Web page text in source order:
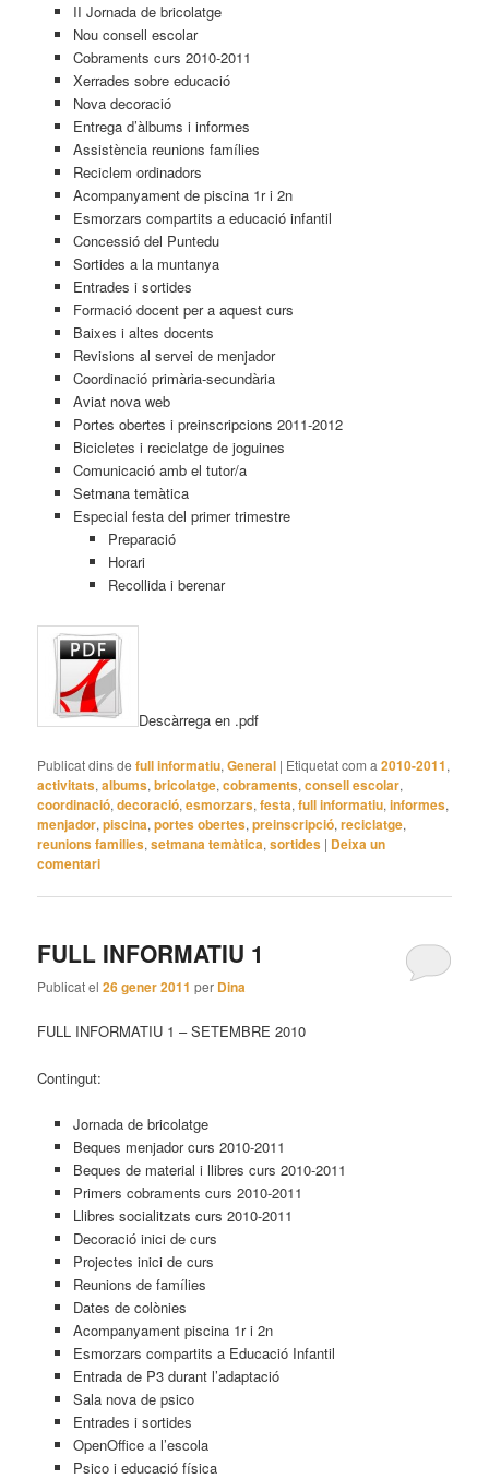
II Jornada de bricolatge
Nou consell escolar
Cobraments curs 2010-2011
Xerrades sobre educació
Nova decoració
Entrega d’àlbums i informes
Assistència reunions famílies
Reciclem ordinadors
Acompanyament de piscina 1r i 2n
Esmorzars compartits a educació infantil
Concessió del Puntedu
Sortides a la muntanya
Entrades i sortides
Formació docent per a aquest curs
Baixes i altes docents
Revisions al servei de menjador
Coordinació primària-secundària
Aviat nova web
Portes obertes i preinscripcions 2011-2012
Bicicletes i reciclatge de joguines
Comunicació amb el tutor/a
Setmana temàtica
Especial festa del primer trimestre
Preparació
Horari
Recollida i berenar
Descàrrega en .pdf
Publicat dins de full informatiu,General | Etiquetat com a 2010-2011,
activitats,albums,bricolatge,cobraments,consell escolar,
coordinació,decoració,esmorzars,festa,full informatiu,informes,
menjador,piscina,portes obertes,preinscripció,reciclatge,
reunions families,setmana temàtica,sortides | Deixa un
comentari
FULL INFORMATIU 1
Publicat el26 gener 2011 per Dina
FULL INFORMATIU 1 – SETEMBRE 2010
Contingut:
Jornada de bricolatge
Beques menjador curs 2010-2011
Beques de material i llibres curs 2010-2011
Primers cobraments curs 2010-2011
Llibres socialitzats curs 2010-2011
Decoració inici de curs
Projectes inici de curs
Reunions de famílies
Dates de colònies
Acompanyament piscina 1r i 2n
Esmorzars compartits a Educació Infantil
Entrada de P3 durant l’adaptació
Sala nova de psico
Entrades i sortides
OpenOffice a l’escola
Psico i educació física